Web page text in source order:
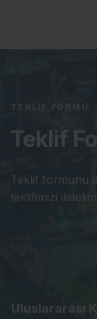
TEKLIF FORMU
Teklif
Teklif formunu
teklifimizi
Uluslararası